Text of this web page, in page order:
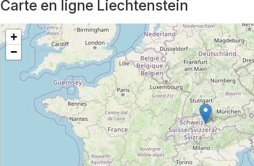
Carte en ligne Liechtenstein
+
−